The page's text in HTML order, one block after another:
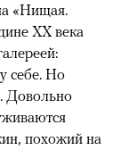
«Нищая.
XX века
себе. Но
Довольно
похожий на